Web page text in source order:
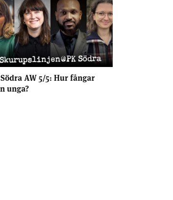
AW 5/5: Hur fångar
unga?